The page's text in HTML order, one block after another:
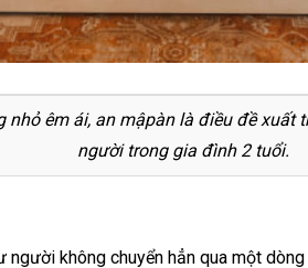
nhỏ êm ái, an mậpàn là điều đề xuất
người trong gia đình 2 tuổi.
người không chuyển hẳn qua một